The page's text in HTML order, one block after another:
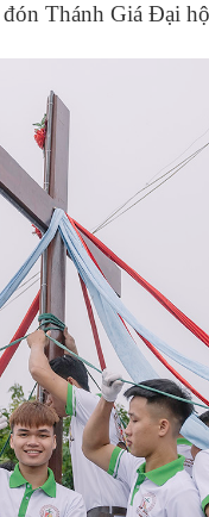
Thánh Giá Đại